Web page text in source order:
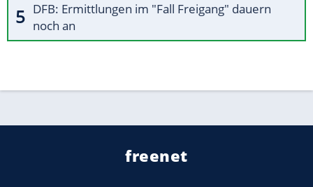
DFB: Ermittlungen im "Fall Freigang" dauern
noch an
freenet